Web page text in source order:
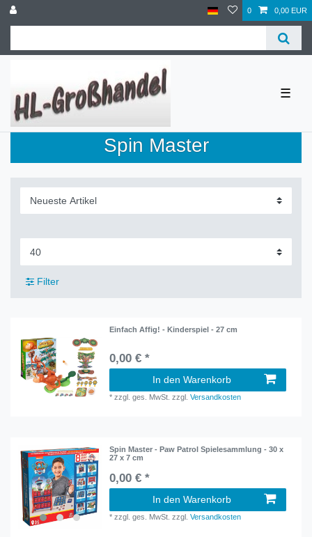
0 0,00 EUR
☰
Spin Master
Filter
Einfach Affig! - Kinderspiel - 27 cm
0,00 € *
In den Warenkorb
*zzgl. ges. MwSt. zzgl.Versandkosten
Spin Master - Paw Patrol Spielesammlung - 30 x
27 x 7 cm
0,00 € *
In den Warenkorb
*zzgl. ges. MwSt. zzgl.Versandkosten